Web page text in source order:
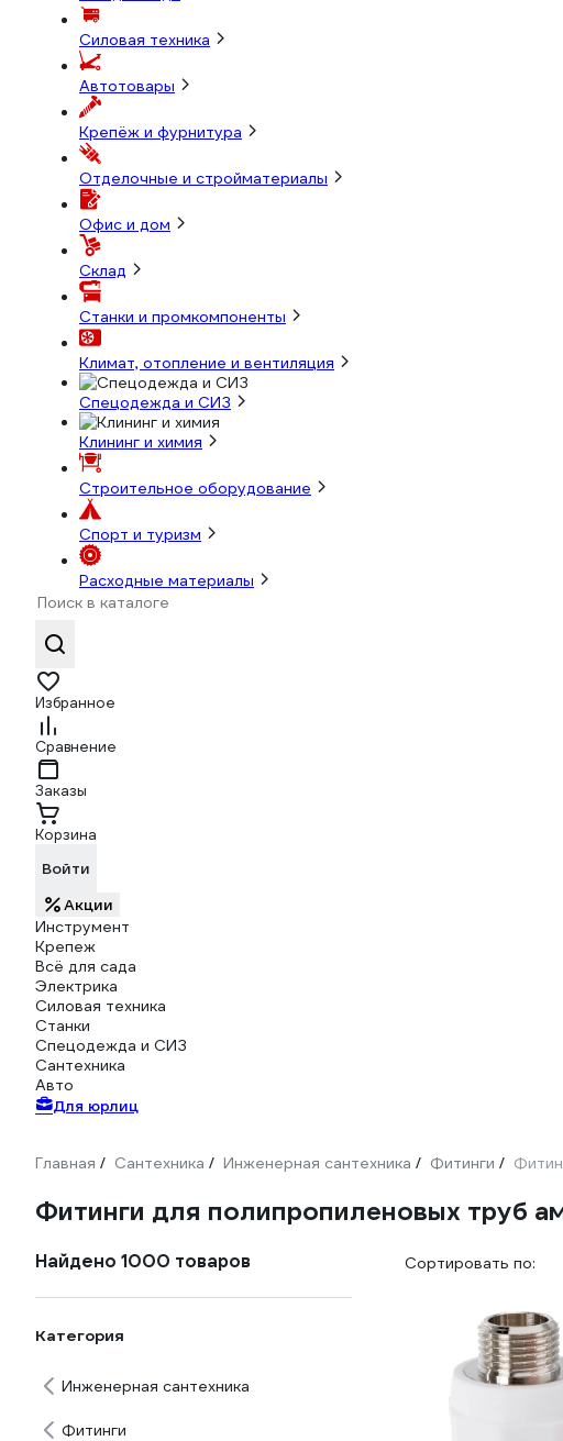
Силовая техника
Автотовары
Крепёж и фурнитура
Отделочные и стройматериалы
Офис и дом
Склад
Станки и промкомпоненты
Климат, отопление и вентиляция
Спецодежда и СИЗ
Клининг и химия
Строительное оборудование
Спорт и туризм
Расходные материалы
Избранное
Сравнение
Заказы
Корзина
Войти
Акции
Инструмент
Крепеж
Всё для сада
Электрика
Силовая техника
Станки
Спецодежда и СИЗ
Сантехника
Авто
Для юрлиц
Главная / Сантехника / Инженерная сантехника / Фитинги /
Фитинги для полипропиленовых труб
Найдено 1000 товаров
Категория
Инженерная сантехника
Фитинги
Сортировать по: